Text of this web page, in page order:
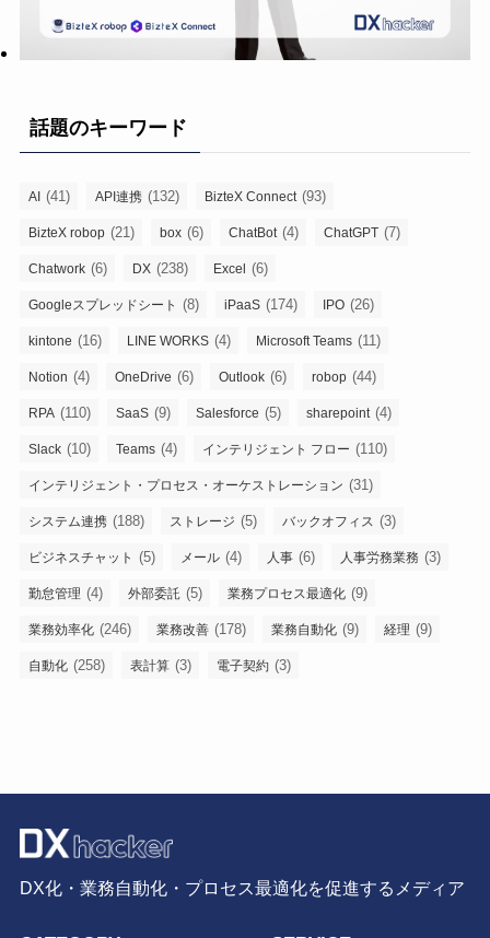
話題のキーワード
AI (41) API連携 (132) BizteX Connect (93)
BizteX robop (21) box (6) ChatBot (4) ChatGPT (7)
Chatwork (6) DX (238) Excel (6)
Googleスプレッドシート (8) iPaaS (174) IPO (26)
kintone (16) LINE WORKS (4) Microsoft Teams (11)
Notion (4) OneDrive (6) Outlook (6) robop (44)
RPA (110) SaaS (9) Salesforce (5) sharepoint (4)
Slack (10) Teams (4) インテリジェント フロー (110)
インテリジェント・プロセス・オーケストレーション (31)
システム連携 (188) ストレージ (5) バックオフィス (3)
ビジネスチャット (5) メール (4) 人事 (6) 人事労務業務 (3)
勤怠管理 (4) 外部委託 (5) 業務プロセス最適化 (9)
業務効率化 (246) 業務改善 (178) 業務自動化 (9) 経理 (9)
自動化 (258) 表計算 (3) 電子契約 (3)
DX化・業務自動化・プロセス最適化を促進するメディア